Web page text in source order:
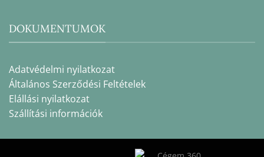
DOKUMENTUMOK
Adatvédelmi nyilatkozat
Általános Szerződési Feltételek
Elállási nyilatkozat
Szállítási információk